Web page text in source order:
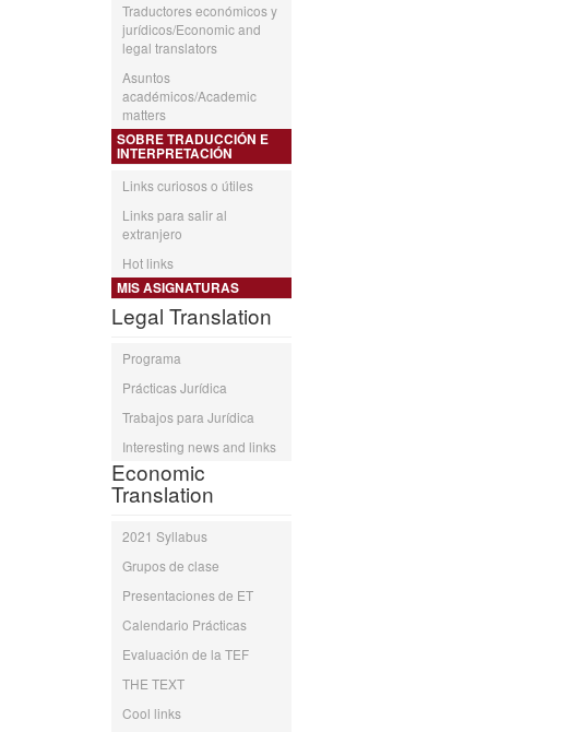
Traductores económicos y
jurídicos/Economic and
legal translators
Asuntos
académicos/Academic
matters
SOBRE TRADUCCIÓN E
INTERPRETACIÓN
Links curiosos o útiles
Links para salir al
extranjero
Hot links
MIS ASIGNATURAS
Legal Translation
Programa
Prácticas Jurídica
Trabajos para Jurídica
Interesting news and links
Economic
Translation
2021 Syllabus
Grupos de clase
Presentaciones de ET
Calendario Prácticas
Evaluación de la TEF
THE TEXT
Cool links